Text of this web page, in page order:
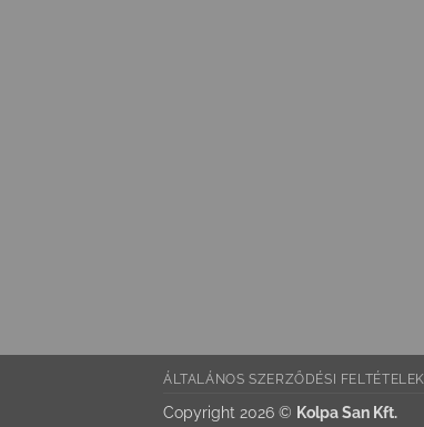
ÁLTALÁNOS SZERZŐDÉSI FELTÉTELEK
Copyright 2026 © Kolpa San Kft.